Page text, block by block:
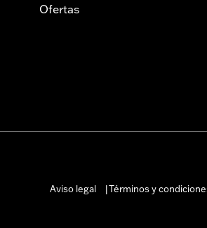
Ofertas
Aviso legal
Términos y